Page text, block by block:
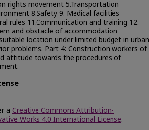
rights movement 5.Transportation
8.Safety 9. Medical facilities
rules 11.Communication and training 12.
and obstacle of accommodation
location under limited budget in urban
problems. Part 4: Construction workers of
attitude towards the procedures of
a Creative Commons Attribution-
Works 4.0 International License.